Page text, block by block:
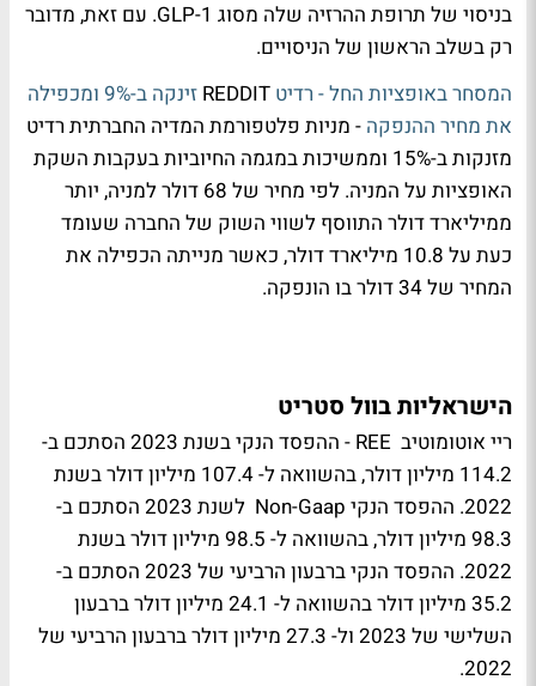
בניסוי של תרופת ההרזיה שלה מסוג GLP-1. עם זאת, מדובר
רק בשלב הראשון של הניסויים.
המסחר באופציות החל - רדיט REDDIT
זינקה ב-9% ומכפילה
את מחיר ההנפקה - מניות פלטפורמת המדיה החברתית רדיט
מזנקות ב-15% וממשיכות במגמה החיוביות בעקבות השקת
האופציות על המניה. לפי מחיר של 68 דולר למניה, יותר
ממיליארד דולר התווסף לשווי השוק של החברה שעומד
כעת על 10.8 מיליארד דולר, כאשר מנייתה הכפילה את
המחיר של 34 דולר בו הונפקה.
הישראליות בוול סטריט
ריי אוטומוטיב REE - ההפסד הנקי בשנת 2023 הסתכם ב-
114.2 מיליון דולר, בהשוואה ל- 107.4 מיליון דולר בשנת
2022. ההפסד הנקי Non-Gaap לשנת 2023 הסתכם ב-
98.3 מיליון דולר, בהשוואה ל- 98.5 מיליון דולר בשנת
2022. ההפסד הנקי ברבעון הרביעי של 2023 הסתכם ב-
35.2 מיליון דולר בהשוואה ל- 24.1 מיליון דולר ברבעון
השלישי של 2023 ול- 27.3 מיליון דולר ברבעון הרביעי של
2022.